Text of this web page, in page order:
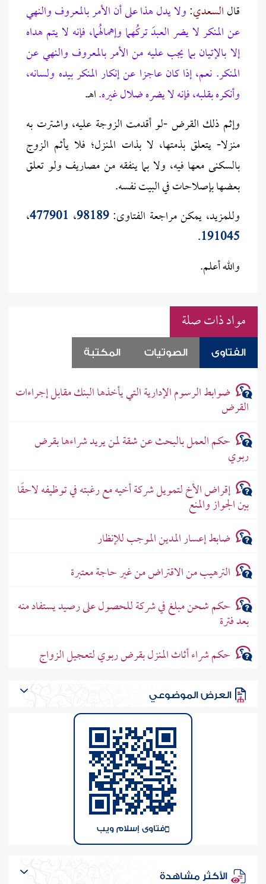
قالالسعدي:ولا يدل هذا على أن الأمر بالمعروف والنهي
عن المنكر لا يضر العبدَ تركُهما وإهمالُهما، فإنه لا يتم هداه
إلا بالإتيان بما يجب عليه من الأمر بالمعروف والنهي عن
المنكر. نعم، إذا كان عاجزا عن إنكار المنكر بيده ولسانه،
وأنكره بقلبه، فإنه لا يضره ضلال غيره.اهـ.
وإثم ذلك القرض -لو أقدمت الزوجة عليه، واشترت به
منزلا- يتعلق بذمتها، لا بذات المنزل؛ فلا يأثم الزوج
بالسكنى معها فيه، ولا بما ينفقه من مصاريف ولو تعلق
بعضها بإصلاحات في البيت نفسه.
وللمزيد، يمكن مراجعة الفتاوى:98189، 477901،
191045
.
والله أعلم.
مواد ذات صلة
الفتاوى الصوتيات المكتبة
ضوابط الرسوم الإدارية التي يأخذها البنك مقابل إجراءات
القرض
حكم العمل بالبحث عن شقة لمن يريد شراءها بقرض
ربوي
إقراض الأخ لتمويل شركة أخيه مع رغبته في توظيفه لاحقًا
بين الجواز والمنع
ضابط إعسار المدين الموجب للإنظار
الترهيب من الاقتراض من غير حاجة معتبرة
حكم شحن مبلغ في شركة للحصول على رصيد يستفاد منه
بعد فترة
حكم شراء أثاث المنزل بقرض ربوي لتعجيل الزواج
العرض الموضوعي
فتاوى إسلام ويب
الأكثر مشاهدة